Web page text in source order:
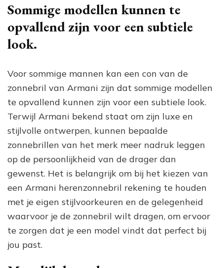
Sommige modellen kunnen te
opvallend zijn voor een subtiele
look.
Voor sommige mannen kan een con van de
zonnebril van Armani zijn dat sommige modellen
te opvallend kunnen zijn voor een subtiele look.
Terwijl Armani bekend staat om zijn luxe en
stijlvolle ontwerpen, kunnen bepaalde
zonnebrillen van het merk meer nadruk leggen
op de persoonlijkheid van de drager dan
gewenst. Het is belangrijk om bij het kiezen van
een Armani herenzonnebril rekening te houden
met je eigen stijlvoorkeuren en de gelegenheid
waarvoor je de zonnebril wilt dragen, om ervoor
te zorgen dat je een model vindt dat perfect bij
jou past.